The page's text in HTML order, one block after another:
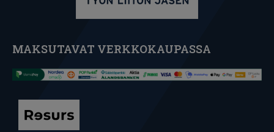
MAKSUTAVAT VERKKOKAUPASSA